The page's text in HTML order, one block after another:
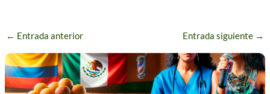
← Entrada anterior Entrada siguiente →